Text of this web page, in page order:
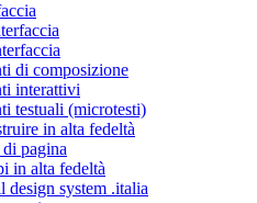
di composizione
interattivi
testuali (microtesti)
in alta fedeltà
pagina
in alta fedeltà
design system .italia